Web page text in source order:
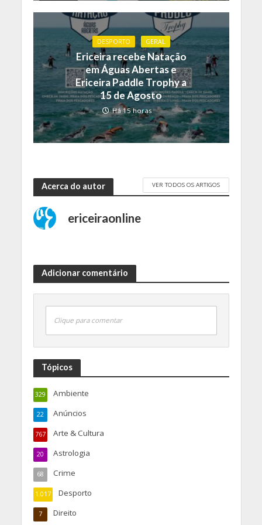
DESPORTO GERAL
Ericeira recebe Natação
em Águas Abertas e
Ericeira Paddle Trophy a
15 de Agosto
Há 15 horas
Acerca do autor VER TODOS OS ARTIGOS
ericeiraonline
Adicionar comentário
Clique para comentar
Tópicos
Ambiente
329
Anúncios
22
Arte & Cultura
767
Astrologia
20
Crime
68
Desporto
1.017
Direito
7